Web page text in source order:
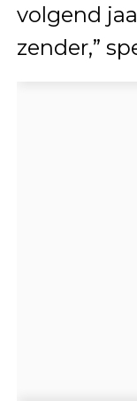
volgend
zender,”